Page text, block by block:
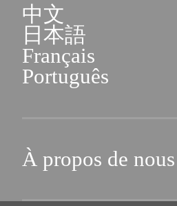
中文
日本語
Français
Português
À propos de nous